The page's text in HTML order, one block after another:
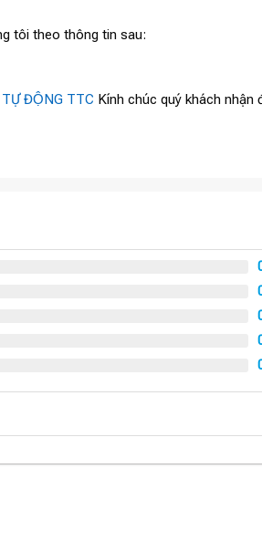
tôi theo thông tin sau:
ĐỘNG TTC Kính chúc quý khách